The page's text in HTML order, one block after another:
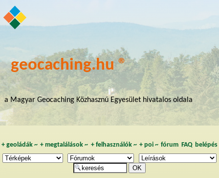
geocaching.hu ®
a Magyar Geocaching Közhasznú Egyesület hivatalos oldala
+ geoládák~ +megtalálások ~ + felhasználók~ + poi~ fórum FAQ belépés